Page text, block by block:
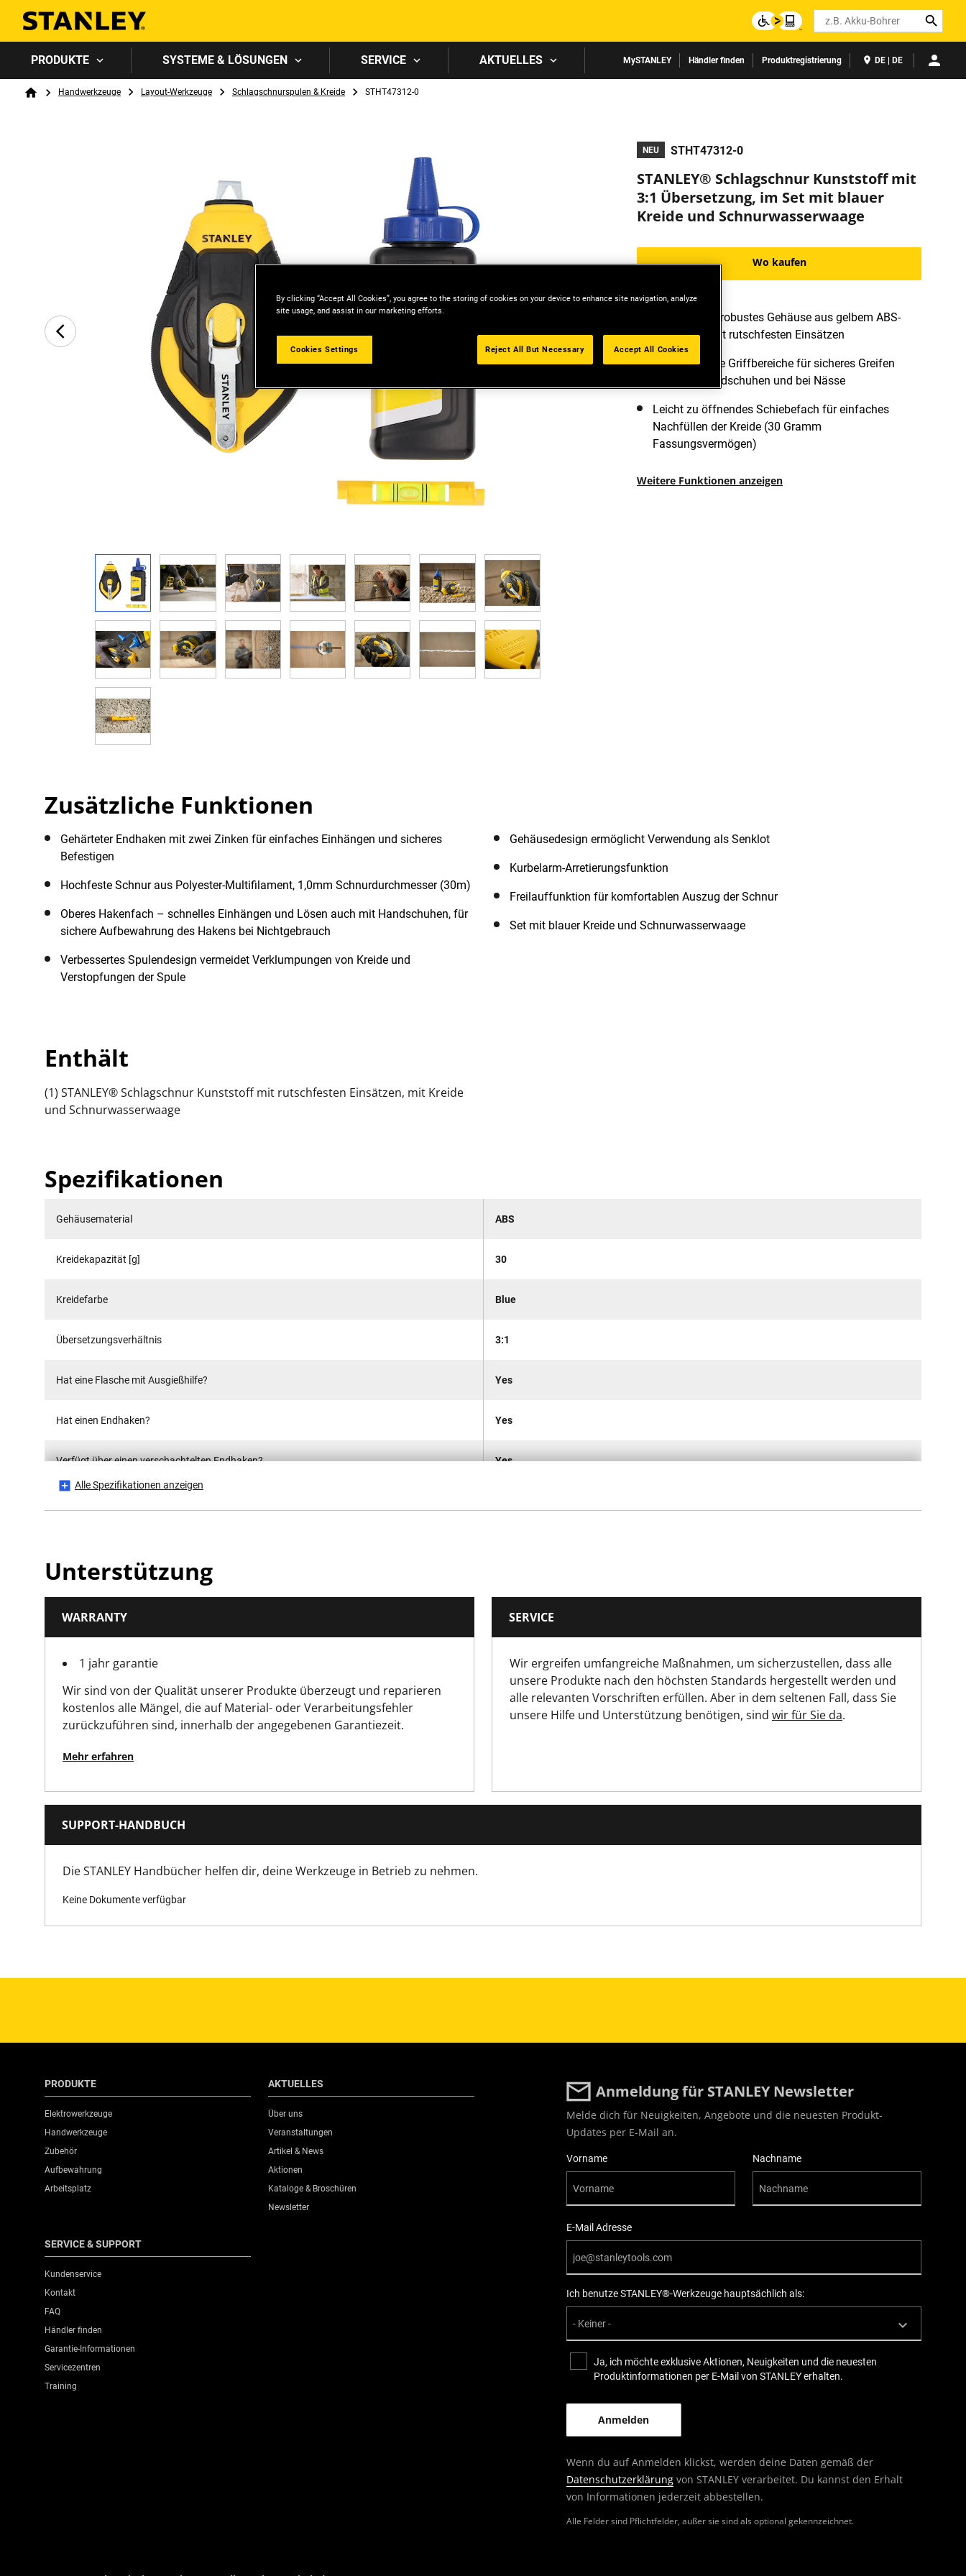
Search
PRODUKTE SYSTEME & LÖSUNGEN SERVICE AKTUELLES MySTANLEY Händler finden Produktregistrierung DE | DE
Breadcrumb
HomeHandwerkzeuge Layout-Werkzeuge Schlagschnurspulen & Kreide STHT47312-0
NEU STHT47312-0
STANLEY® Schlagschnur Kunststoff mit
3:1 Übersetzung, im Set mit blauer
Kreide und Schnurwasserwaage
Wo kaufen
Leichtes und robustes Gehäuse aus gelbem ABS-
Kunststoff mit rutschfesten Einsätzen
Ergonomische Griffbereiche für sicheres Greifen
auch mit Handschuhen und bei Nässe
Leicht zu öffnendes Schiebefach für einfaches
Nachfüllen der Kreide (30 Gramm
Fassungsvermögen)
Weitere Funktionen anzeigen
Zusätzliche Funktionen
Gehärteter Endhaken mit zwei Zinken für einfaches Einhängen und sicheres
Befestigen
Hochfeste Schnur aus Polyester-Multifilament, 1,0mm Schnurdurchmesser (30m)
Oberes Hakenfach – schnelles Einhängen und Lösen auch mit Handschuhen, für
sichere Aufbewahrung des Hakens bei Nichtgebrauch
Verbessertes Spulendesign vermeidet Verklumpungen von Kreide und
Verstopfungen der Spule
Gehäusedesign ermöglicht Verwendung als Senklot
Kurbelarm-Arretierungsfunktion
Freilauffunktion für komfortablen Auszug der Schnur
Set mit blauer Kreide und Schnurwasserwaage
Enthält
(1) STANLEY® Schlagschnur Kunststoff mit rutschfesten Einsätzen, mit Kreide
und Schnurwasserwaage
Spezifikationen
Gehäusematerial ABS
Kreidekapazität [g] 30
Kreidefarbe Blue
Übersetzungsverhältnis 3:1
Hat eine Flasche mit Ausgießhilfe? Yes
Hat einen Endhaken? Yes
Verfügt über einen verschachtelten Endhaken? Yes
Linienlänge [m]
Produkthöhe [mm]
Produktlänge [mm] 120
Produktbreite [mm]
Alle Spezifikationen anzeigen
Unterstützung
WARRANTY
1 jahr garantie
Wir sind von der Qualität unserer Produkte überzeugt und reparieren
kostenlos alle Mängel, die auf Material- oder Verarbeitungsfehler
zurückzuführen sind, innerhalb der angegebenen Garantiezeit.
Mehr erfahren
SERVICE
Wir ergreifen umfangreiche Maßnahmen, um sicherzustellen, dass alle
unsere Produkte nach den höchsten Standards hergestellt werden und
alle relevanten Vorschriften erfüllen. Aber in dem seltenen Fall, dass Sie
unsere Hilfe und Unterstützung benötigen, sind wir für Sie da.
SUPPORT-HANDBUCH
Die STANLEY Handbücher helfen dir, deine Werkzeuge in Betrieb zu nehmen.
Keine Dokumente verfügbar
PRODUKTE
Elektrowerkzeuge
Handwerkzeuge
Zubehör
Aufbewahrung
Arbeitsplatz
AKTUELLES
Über uns
Veranstaltungen
Artikel & News
Aktionen
Kataloge & Broschüren
Newsletter
SERVICE & SUPPORT
Kundenservice
Kontakt
FAQ
Händler finden
Garantie-Informationen
Servicezentren
Training
Anmeldung für STANLEY Newsletter
Alle Felder sind Pflichtfelder, außer sie sind als optional gekennzeichnet.
Melde dich für Neuigkeiten, Angebote und die neuesten Produkt-
Updates per E-Mail an.
User Details
Vorname Nachname
E-Mail Adresse
Ich benutze STANLEY®-Werkzeuge hauptsächlich als:
Ja, ich möchte exklusive Aktionen, Neuigkeiten und die neuesten
Produktinformationen per E-Mail von STANLEY erhalten.
Wenn du auf Anmelden klickst, werden deine Daten gemäß der
Datenschutzerklärungvon STANLEY verarbeitet. Du kannst den Erhalt
von Informationen jederzeit abbestellen.
By clicking “Accept All Cookies”, you agree to the storing of cookies on your device to enhance site navigation, analyze
site usage, and assist in our marketing efforts.
Cookies Settings Reject All But Necessary Accept All Cookies